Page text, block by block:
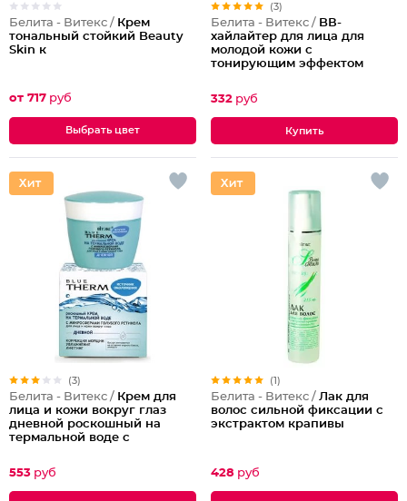
Белита - Витекс / Крем
тональный стойкий Beauty
Skin к
от 717 руб
Выбрать цвет
(3)
Белита - Витекс / BВ-
хайлайтер для лица для
молодой кожи с
тонирующим эффектом
332 руб
(3)
Белита - Витекс / Крем для
лица и кожи вокруг глаз
дневной роскошный на
термальной воде с
ретинола Blue Therm
553 руб
(1)
Белита - Витекс / Лак для
волос сильной фиксации с
экстрактом крапивы
428 руб